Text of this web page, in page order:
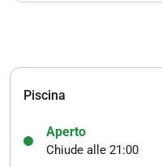
Piscina
Aperto
Chiude alle 21:00